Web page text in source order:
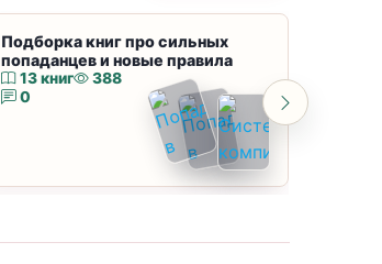
Подборка книг про сильных
попаданцев и новые правила
13 книг
388
0